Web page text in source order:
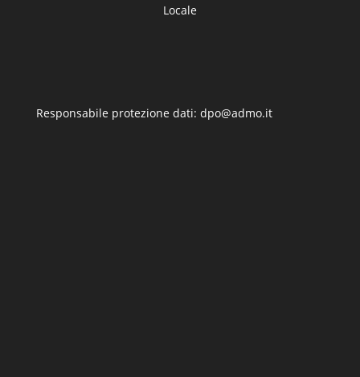
Locale
Responsabile protezione dati: dpo@admo.it